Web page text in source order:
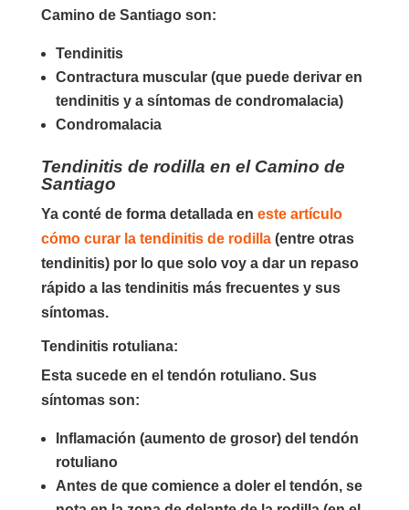
Camino de Santiago son:
Tendinitis
Contractura muscular (que puede derivar en
tendinitis y a síntomas de condromalacia)
Condromalacia
Tendinitis de rodilla en el Camino de
Santiago
Ya conté de forma detallada en este artículo
cómo curar la tendinitis de rodilla(entre otras
tendinitis) por lo que solo voy a dar un repaso
rápido a las tendinitis más frecuentes y sus
síntomas.
Tendinitis rotuliana:
Esta sucede en el tendón rotuliano. Sus
síntomas son:
Inflamación (aumento de grosor) del tendón
rotuliano
Antes de que comience a doler el tendón, se